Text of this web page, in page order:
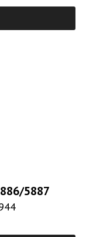
5887